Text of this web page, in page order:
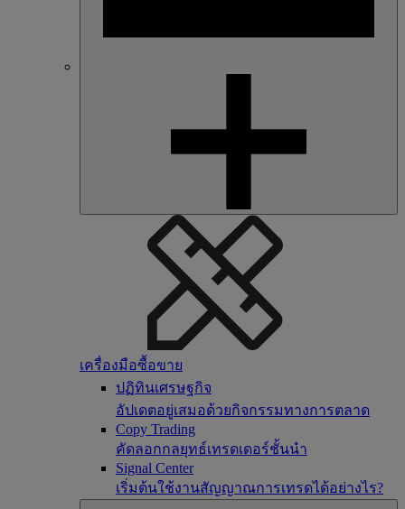
เครื่องมือซื้อขาย
ปฏิทินเศรษฐกิจ
อัปเดตอยู่เสมอด้วยกิจกรรมทางการตลาด
Copy Trading
คัดลอกกลยุทธ์เทรดเดอร์ชั้นนำ
Signal Center
เริ่มต้นใช้งานสัญญาณการเทรดได้อย่างไร?